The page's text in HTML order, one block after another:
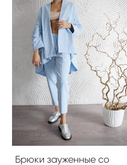
Брюки зауженные со